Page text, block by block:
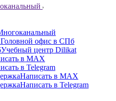
Головной офис в СПб
Учебный центр Dilikat
в MAX
в Telegram
Написать в MAX
Написать в Telegram